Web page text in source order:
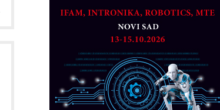
CTO - Prilagodite svoju toplinsku
PLC AKYTEC
AUKOM: Svetski standard metrologije
dostupan u Srbiji
MOTOMAN – NEXT-Robotika vođena